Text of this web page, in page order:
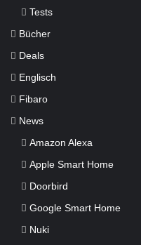
Tests
Bücher
Deals
Englisch
Fibaro
News
Amazon Alexa
Apple Smart Home
Doorbird
Google Smart Home
Nuki